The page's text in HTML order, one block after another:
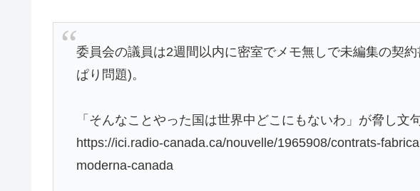
委員会の議員は2週間以内に密室でメモ無しで未編集の契
ぱり問題)。
「そんなことやった国は世界中どこにもないわ」が脅し文
https://ici.radio-canada.ca/nouvelle/1965908/contrats-
moderna-canada